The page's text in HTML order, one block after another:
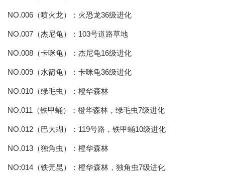
NO.006（喷火龙）：火恐龙36级进化
NO.007（杰尼龟）：103号道路草地
NO.008（卡咪龟）：杰尼龟16级进化
NO.009（水箭龟）：卡咪龟36级进化
NO.010（绿毛虫）：橙华森林
NO.011（铁甲蛹）：橙华森林，绿毛虫7级进化
NO.012（巴大蝴）：119号路，铁甲蛹10级进化
NO.013（独角虫）：橙华森林
NO:014（铁壳昆）：橙华森林，独角虫7级进化